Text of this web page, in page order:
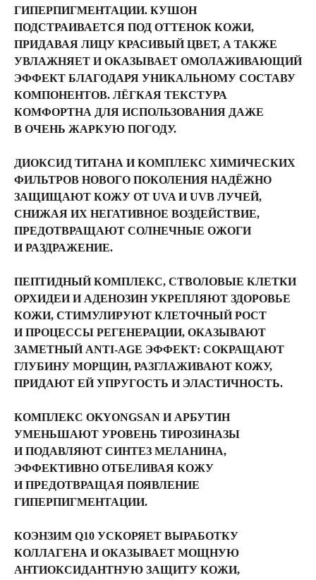
ГИПЕРПИГМЕНТАЦИИ. КУШОН
ПОДСТРАИВАЕТСЯ ПОД ОТТЕНОК КОЖИ,
ПРИДАВАЯ ЛИЦУ КРАСИВЫЙ ЦВЕТ, А ТАКЖЕ
УВЛАЖНЯЕТ И ОКАЗЫВАЕТ ОМОЛАЖИВАЮЩИЙ
ЭФФЕКТ БЛАГОДАРЯ УНИКАЛЬНОМУ СОСТАВУ
КОМПОНЕНТОВ. ЛЁГКАЯ ТЕКСТУРА
КОМФОРТНА ДЛЯ ИСПОЛЬЗОВАНИЯ ДАЖЕ
В ОЧЕНЬ ЖАРКУЮ ПОГОДУ.
ДИОКСИД ТИТАНА И КОМПЛЕКС ХИМИЧЕСКИХ
ФИЛЬТРОВ НОВОГО ПОКОЛЕНИЯ НАДЁЖНО
ЗАЩИЩАЮТ КОЖУ ОТ UVA И UVB ЛУЧЕЙ,
СНИЖАЯ ИХ НЕГАТИВНОЕ ВОЗДЕЙСТВИЕ,
ПРЕДОТВРАЩАЮТ СОЛНЕЧНЫЕ ОЖОГИ
И РАЗДРАЖЕНИЕ.
ПЕПТИДНЫЙ КОМПЛЕКС, СТВОЛОВЫЕ КЛЕТКИ
ОРХИДЕИ И АДЕНОЗИН УКРЕПЛЯЮТ ЗДОРОВЬЕ
КОЖИ, СТИМУЛИРУЮТ КЛЕТОЧНЫЙ РОСТ
И ПРОЦЕССЫ РЕГЕНЕРАЦИИ, ОКАЗЫВАЮТ
ЗАМЕТНЫЙ ANTI-AGE ЭФФЕКТ: СОКРАЩАЮТ
ГЛУБИНУ МОРЩИН, РАЗГЛАЖИВАЮТ КОЖУ,
ПРИДАЮТ ЕЙ УПРУГОСТЬ И ЭЛАСТИЧНОСТЬ.
КОМПЛЕКС OKYONGSAN И АРБУТИН
УМЕНЬШАЮТ УРОВЕНЬ ТИРОЗИНАЗЫ
И ПОДАВЛЯЮТ СИНТЕЗ МЕЛАНИНА,
ЭФФЕКТИВНО ОТБЕЛИВАЯ КОЖУ
И ПРЕДОТВРАЩАЯ ПОЯВЛЕНИЕ
ГИПЕРПИГМЕНТАЦИИ.
КОЭНЗИМ Q10 УСКОРЯЕТ ВЫРАБОТКУ
КОЛЛАГЕНА И ОКАЗЫВАЕТ МОЩНУЮ
АНТИОКСИДАНТНУЮ ЗАЩИТУ КОЖИ,